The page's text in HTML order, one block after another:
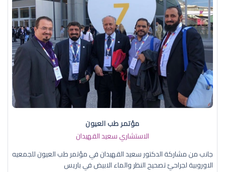
مؤتمر طب العيون
الاستشاري سعيد القهيدان
جانب من مشاركة الدكتور سعيد القهيدان في مؤتمر طب العيون للجمعيه
الاوروبية لجراحيّ تصحيح النظر والماء الابيض في باريس